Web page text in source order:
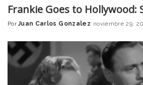
Frankie Goes to Hollywood:
Posted
Por Juan Carlos Gonzalez noviembre 29,